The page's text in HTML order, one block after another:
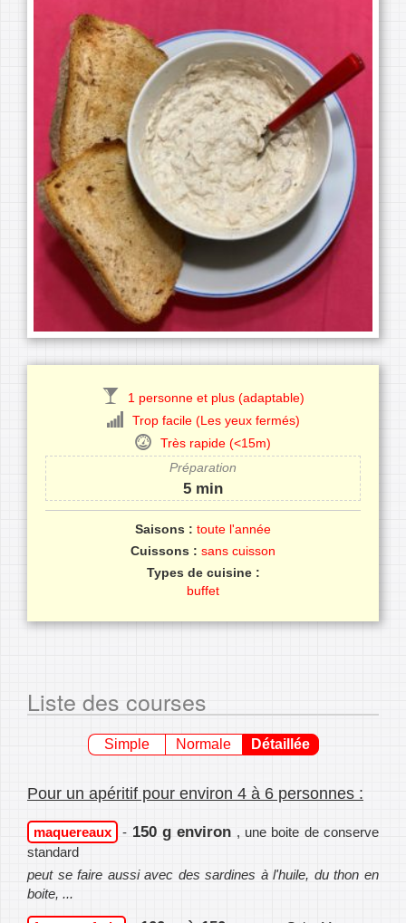
1 personne et plus (adaptable)
Trop facile (Les yeux fermés)
Très rapide (<15m)
Préparation
5 min
Saisons : toute l'année
Cuissons : sans cuisson
Types de cuisine :
buffet
Liste des courses
Simple Normale Détaillée
Pour un apéritif pour environ 4 à 6 personnes :
maquereaux - 150 g environ , une boite de conserve
standard
peut se faire aussi avec des sardines à l'huile, du thon en
boite, ...